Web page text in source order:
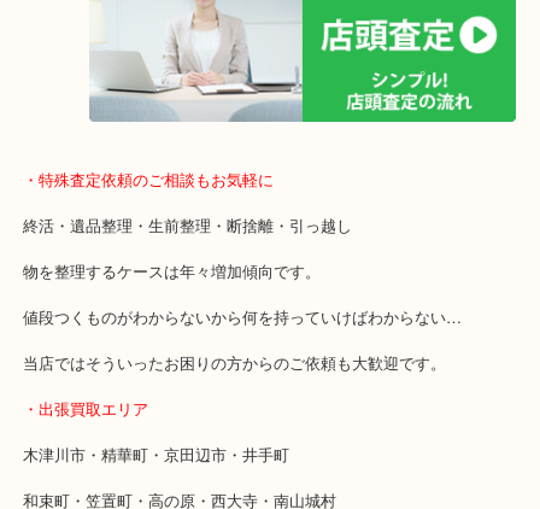
全国1,500店舗以上で展開しているスケールメリットで高価買い取
貴金属などのお品物の他にも絵画や骨董品・家電なども幅広く鑑定
・特殊査定依頼のご相談もお気軽に
終活・遺品整理・生前整理・断捨離・引っ越し
物を整理するケースは年々増加傾向です。